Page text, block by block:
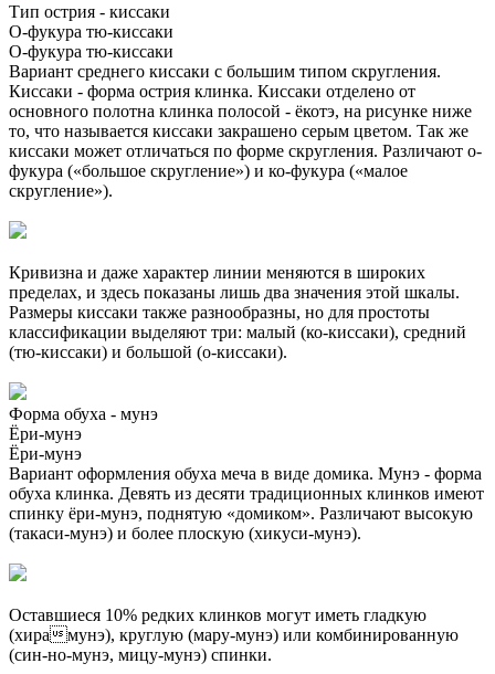
Тип острия - киссаки
О-фукура тю-киссаки
О-фукура тю-киссаки
Вариант среднего киссаки с большим типом скругления.
Киссаки - форма острия клинка. Киссаки отделено от
основного полотна клинка полосой - ёкотэ, на рисунке ниже
то, что называется киссаки закрашено серым цветом. Так же
киссаки может отличаться по форме скругления. Различают о-
фукура («большое скругление») и ко-фукура («малое
скругление»).
Кривизна и даже характер линии меняются в широких
пределах, и здесь показаны лишь два значения этой шкалы.
Размеры киссаки также разнообразны, но для простоты
классификации выделяют три: малый (ко-киссаки), средний
(тю-киссаки) и большой (о-киссаки).
Форма обуха - мунэ
Ёри-мунэ
Ёри-мунэ
Вариант оформления обуха меча в виде домика. Мунэ - форма
обуха клинка. Девять из десяти традиционных клинков имеют
спинку ёри-мунэ, поднятую «домиком». Различают высокую
(такаси-мунэ) и более плоскую (хикуси-мунэ).
Оставшиеся 10% редких клинков могут иметь гладкую
(хирамунэ), круглую (мару-мунэ) или комбинированную
(син-но-мунэ, мицу-мунэ) спинки.